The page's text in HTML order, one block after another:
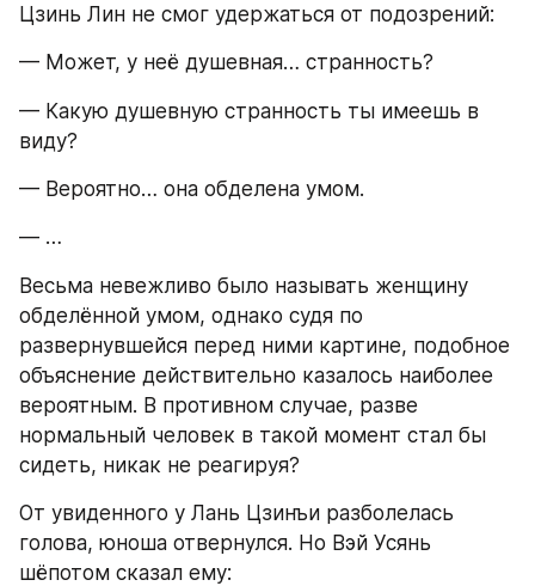
Цзинь Лин не смог удержаться от подозрений:
— Может, у неё душевная… странность?
— Какую душевную странность ты имеешь в
виду?
— Вероятно… она обделена умом.
— …
Весьма невежливо было называть женщину
обделённой умом, однако судя по
развернувшейся перед ними картине, подобное
объяснение действительно казалось наиболее
вероятным. В противном случае, разве
нормальный человек в такой момент стал бы
сидеть, никак не реагируя?
От увиденного у Лань Цзинъи разболелась
голова, юноша отвернулся. Но Вэй Усянь
шёпотом сказал ему: